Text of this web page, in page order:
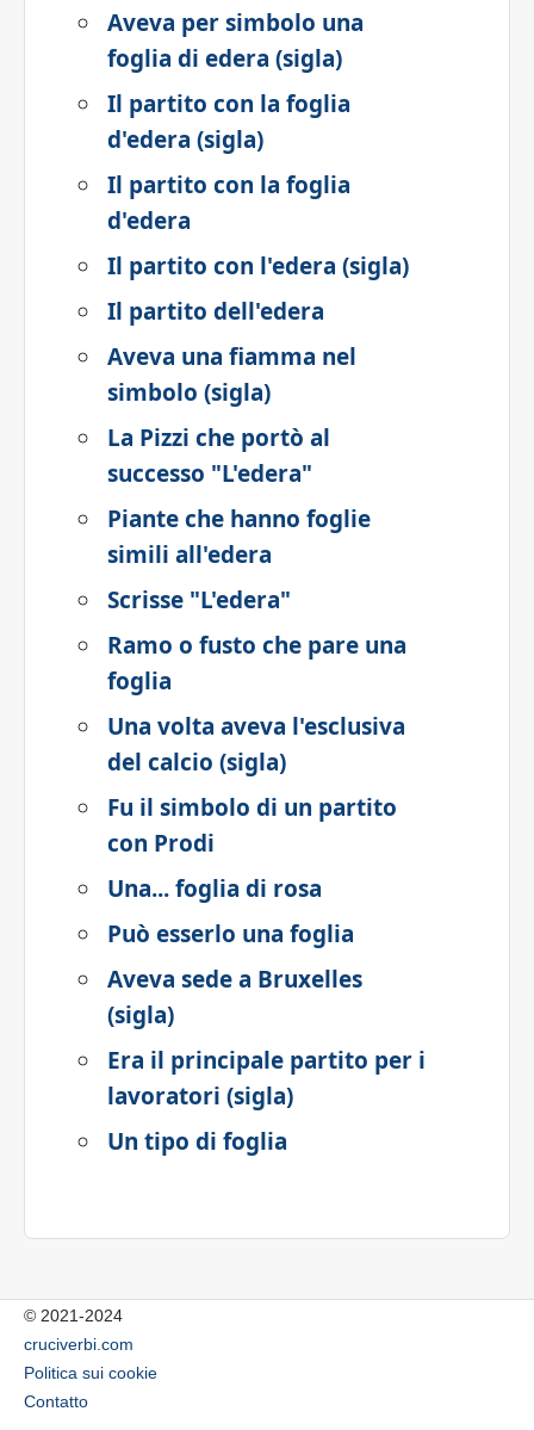
Aveva per simbolo una
foglia di edera (sigla)
Il partito con la foglia
d'edera (sigla)
Il partito con la foglia
d'edera
Il partito con l'edera (sigla)
Il partito dell'edera
Aveva una fiamma nel
simbolo (sigla)
La Pizzi che portò al
successo "L'edera"
Piante che hanno foglie
simili all'edera
Scrisse "L'edera"
Ramo o fusto che pare una
foglia
Una volta aveva l'esclusiva
del calcio (sigla)
Fu il simbolo di un partito
con Prodi
Una... foglia di rosa
Può esserlo una foglia
Aveva sede a Bruxelles
(sigla)
Era il principale partito per i
lavoratori (sigla)
Un tipo di foglia
© 2021-2024
cruciverbi.com
Politica sui cookie
Contatto